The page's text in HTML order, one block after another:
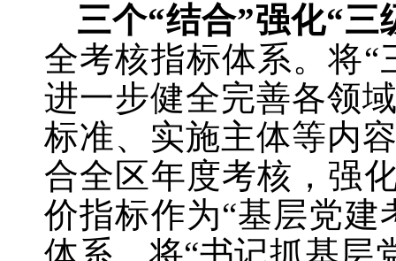
三个“结合”强化“三
全考核指标体系。将
进一步健全完善各领
标准、实施主体等内
合全区年度考核，强
价指标作为“基层党建